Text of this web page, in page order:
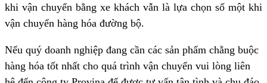
khi vận chuyển bằng xe khách vẫn là lựa chọn số một khi
vận chuyển hàng hóa đường bộ.
Nếu quý doanh nghiệp đang cần các sản phẩm chằng buộc
hàng hóa tốt nhất cho quá trình vận chuyển vui lòng liên